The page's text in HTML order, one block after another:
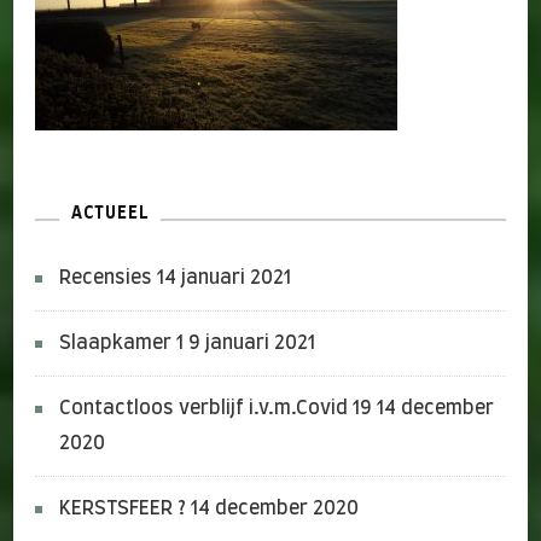
ACTUEEL
Recensies 14 januari 2021
Slaapkamer 1 9 januari 2021
Contactloos verblijf i.v.m.Covid 19 14 december
2020
KERSTSFEER ? 14 december 2020